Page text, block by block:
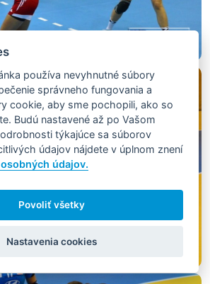
používa nevyhnutné súbory
správneho fungovania a
cookie, aby sme pochopili, ako so
Budú nastavené až po Vašom
týkajúce sa súborov
údajov nájdete v úplnom znení
údajov.
Povoliť všetky
Nastavenia cookies